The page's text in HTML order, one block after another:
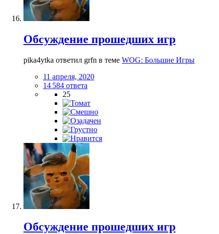
Обсуждение прошедших игр
pika4ytka ответил grfn в теме WOG: Большие Игры
11 апреля, 2020
14 584 ответа
25
Обсуждение прошедших игр